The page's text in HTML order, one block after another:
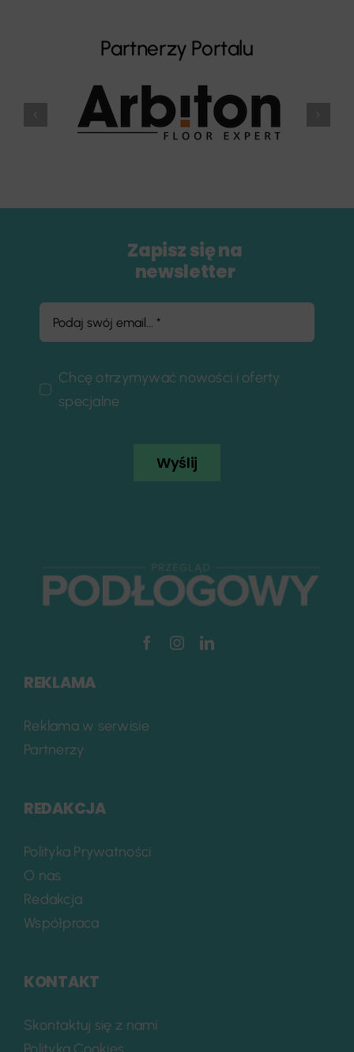
Partnerzy Portalu
Zapisz się na
newsletter
Chcę otrzymywać nowości i oferty
specjalne
Wyślij
REKLAMA
Reklama w serwisie
Partnerzy
REDAKCJA
Polityka Prywatności
O nas
Redakcja
Współpraca
KONTAKT
Skontaktuj się z nami